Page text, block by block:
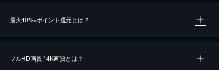
最大40%※ポイント還元とは？
フルHD画質 / 4K画質とは？